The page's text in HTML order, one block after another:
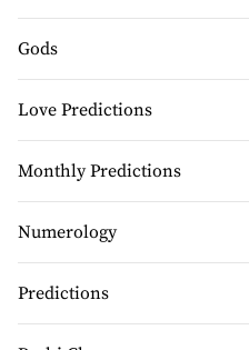
Gods
Love Predictions
Monthly Predictions
Numerology
Predictions